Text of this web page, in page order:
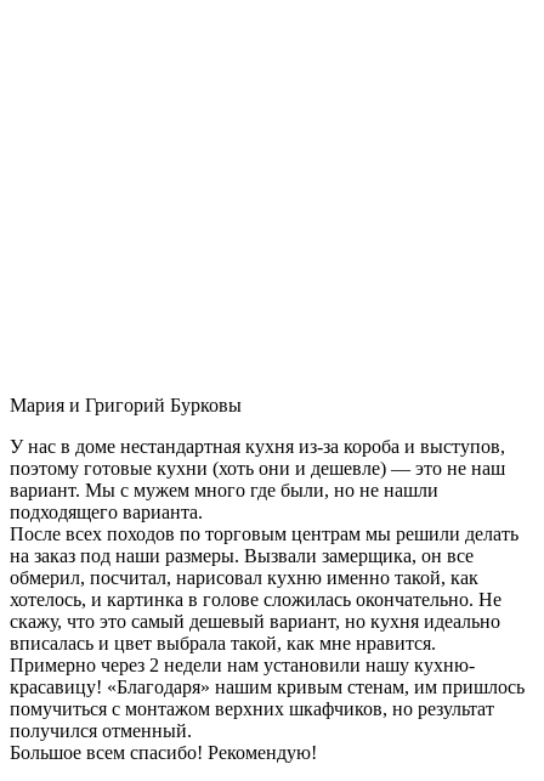
Мария и Григорий Бурковы
У нас в доме нестандартная кухня из-за короба и выступов,
поэтому готовые кухни (хоть они и дешевле) — это не наш
вариант. Мы с мужем много где были, но не нашли
подходящего варианта.
После всех походов по торговым центрам мы решили делать
на заказ под наши размеры. Вызвали замерщика, он все
обмерил, посчитал, нарисовал кухню именно такой, как
хотелось, и картинка в голове сложилась окончательно. Не
скажу, что это самый дешевый вариант, но кухня идеально
вписалась и цвет выбрала такой, как мне нравится.
Примерно через 2 недели нам установили нашу кухню-
красавицу! «Благодаря» нашим кривым стенам, им пришлось
помучиться с монтажом верхних шкафчиков, но результат
получился отменный.
Большое всем спасибо! Рекомендую!